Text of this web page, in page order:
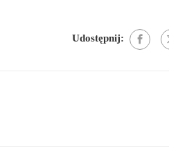
Udostępnij: